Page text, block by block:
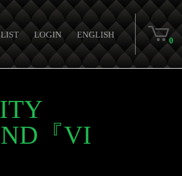
LOGIN ENGLISH
0
『VI